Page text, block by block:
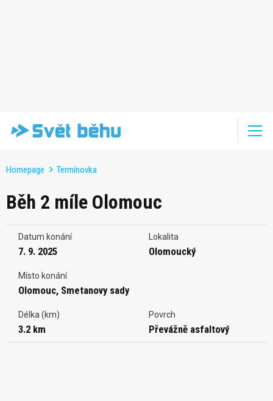
Homepage Termínovka
Běh 2 míle Olomouc
Datum konání
7. 9. 2025
Lokalita
Olomoucký
Místo konání
Olomouc, Smetanovy sady
Délka (km)
3.2 km
Povrch
Převážně asfaltový